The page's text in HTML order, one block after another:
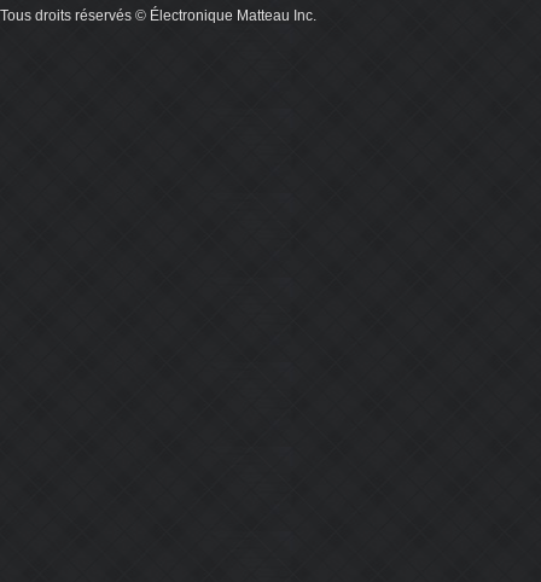
Tous droits réservés © Électronique Matteau Inc.